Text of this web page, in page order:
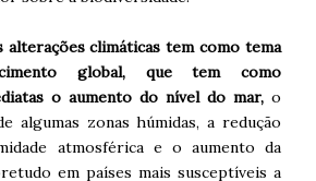
alterações climáticas tem como tema
global, que tem como
o aumento do nível do mar, o
algumas zonas húmidas, a redução
atmosférica e o aumento da
em países mais susceptíveis a